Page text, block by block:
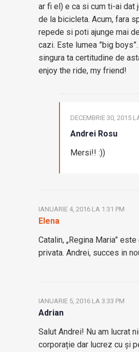
ar fi el) e ca si cum ti-ai dat
de la bicicleta. Acum, fara
repede si poti ajunge mai
cazi. Este lumea ”big
singura ta certitudine de
enjoy the ride, my friend!
Andrei Rosu
DECEMBRIE 30, 2015
Mersi!! :))
Elena
IANUARIE 4, 2016 LA 1:31 PM
Catalin, „Regina Maria”
privata. Andrei, succes in
Adrian
IANUARIE 5, 2016 LA 3:33 PM
Salut Andrei! Nu am lucrat
corporație dar lucrez cu și